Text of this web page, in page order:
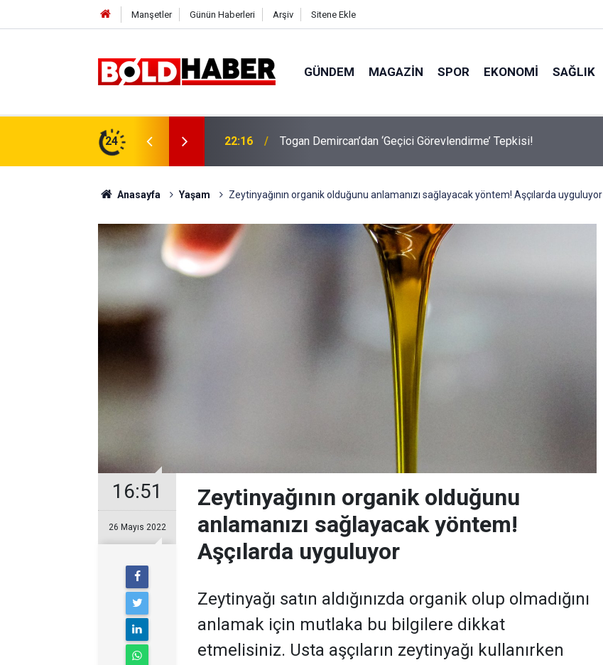
Manşetler Günün Haberleri Arşiv Sitene Ekle
GÜNDEM MAGAZIN SPOR EKONOMI SAĞLIK
24 19:32 Sıcak Havalarda Ödem Şikayetini Hafife Almayın!
Anasayfa Yaşam Zeytinyağının organik olduğunu anlamanızı sağlayacak yöntem! Aşçılarda uyguluyor
16:51
26 Mayıs 2022
Zeytinyağının organik olduğunu
anlamanızı sağlayacak yöntem!
Aşçılarda uyguluyor
Zeytinyağı satın aldığınızda organik olup olmadığını
anlamak için mutlaka bu bilgilere dikkat
etmelisiniz. Usta aşçıların zeytinyağı kullanırken